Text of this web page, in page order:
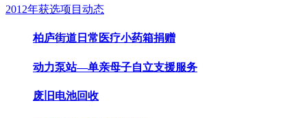
2012年获选项目动态
柏庐街道日常医疗小药箱捐赠
动力泵站—单亲母子自立支援服务
废旧电池回收